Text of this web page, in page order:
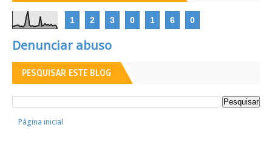
1 2 3 0 1 6 0
Denunciar abuso
PESQUISAR ESTE BLOG
Página inicial